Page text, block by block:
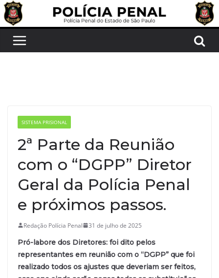
Pular
para
conteúdo
SISTEMA PRISIONAL
2ª Parte da Reunião
com o “DGPP” Diretor
Geral da Polícia Penal
e próximos passos.
Redação Polícia Penal 31 de julho de 2025
Pró-labore dos Diretores: foi dito pelos
representantes em reunião com o “DGPP” que foi
realizado todos os ajustes que deveriam ser feitos,